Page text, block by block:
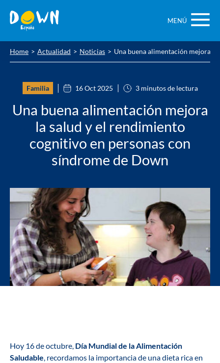
contenido
MENÚ
Home Actualidad Noticias Una buena alimentación mejora
Familia 16 Oct 2025 3 minutos de lectura
Una buena alimentación mejora
la salud y el rendimiento
cognitivo en personas con
síndrome de Down
Hoy 16 de octubre, Día Mundial de la Alimentación
Saludable, recordamos la importancia de una dieta rica en